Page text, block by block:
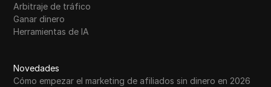
Arbitraje de tráfico
Ganar dinero
Herramientas de IA
Novedades
Cómo empezar el marketing de afiliados sin dinero en 2026